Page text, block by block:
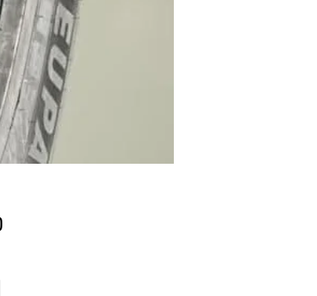
Preço